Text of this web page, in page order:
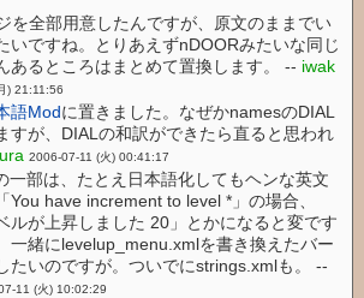
を全部用意したんですが、原文のままでい
いですね。とりあえずnDOORみたいな同じ
あるところはまとめて置換します。 -- iwak
) 21:11:56
語Modに置きました。なぜかnamesのDIAL
すが、DIALの和訳ができたら直ると思われ
2006-07-11 (火) 00:41:17
一部は、たとえ日本語化してもヘンな英文
You have increment to level *」の場合、
ルが上昇しました 20」とかになると変です
一緒にlevelup_menu.xmlを書き換えたバー
たいのですが。ついでにstrings.xmlも。 --
11 (火) 10:02:29